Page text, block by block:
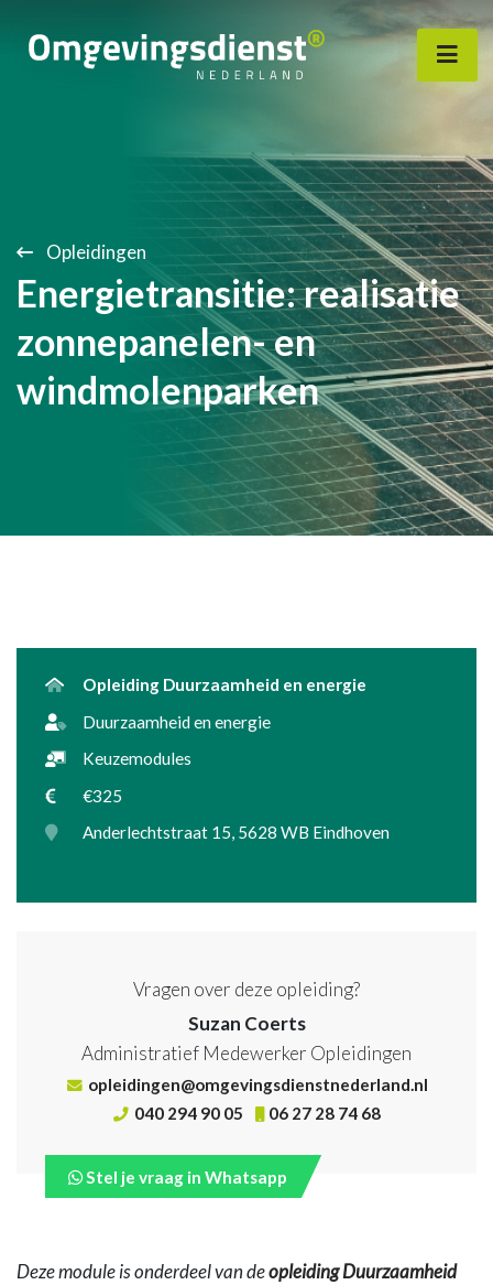
Opleidingen
Energietransitie: realisatie
zonnepanelen- en
windmolenparken
Deze module is onderdeel van deopleiding Duurzaamheid
Opleiding Duurzaamheid en energie
Duurzaamheid en energie
Keuzemodules
€325
Anderlechtstraat 15, 5628 WB Eindhoven
Vragen over deze opleiding?
Suzan Coerts
Administratief Medewerker Opleidingen
opleidingen@omgevingsdienstnederland.nl
040 294 90 05
06 27 28 74 68
Stel je vraag in Whatsapp